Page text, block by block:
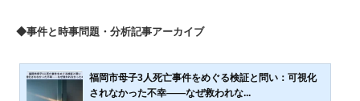
◆事件と時事問題・分析記事アーカイブ
福岡市母子3人死亡事件をめぐる検証と問い：可視化
されなかった不幸――なぜ救われな...